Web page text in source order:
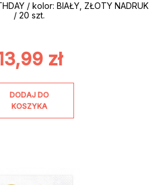
/ kolor: BIAŁY, ZŁOTY NADRUK
/ 20 szt.
zł
DODAJ DO
KOSZYKA